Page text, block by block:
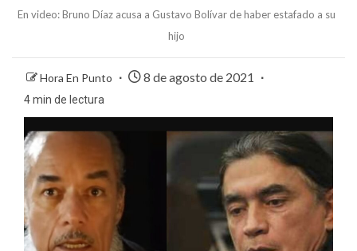
En video: Bruno Díaz acusa a Gustavo Bolívar de haber estafado a su
hijo
Hora En Punto 8 de agosto de 2021
4 min de lectura